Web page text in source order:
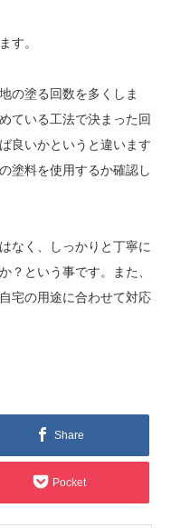
す。
の塗る回数を多くしま
ている工法で決まった回
良いかというと違います
塗料を使用するか確認し
なく、しっかりと丁寧に
？という事です。また、
宅の用途に合わせて対応
Share
Pocket